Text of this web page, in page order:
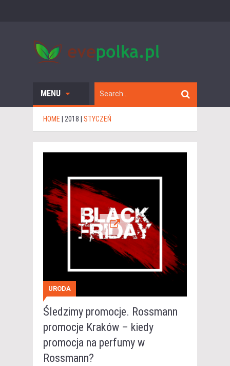
MENU
HOME | 2018 | STYCZEŃ
URODA
Śledzimy promocje. Rossmann
promocje Kraków – kiedy
promocja na perfumy w
Rossmann?